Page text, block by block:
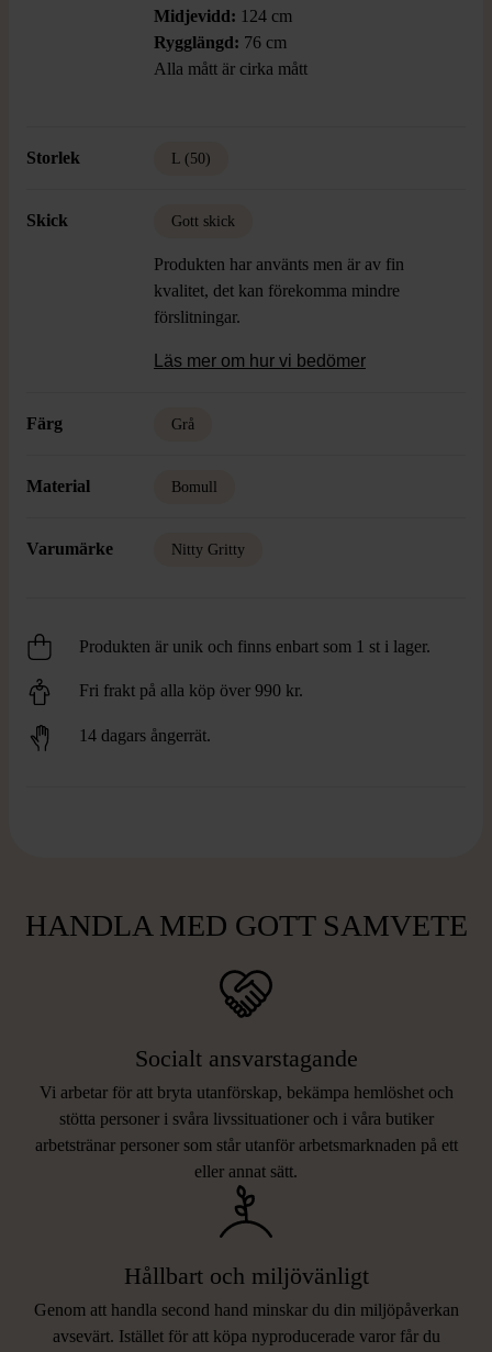
Midjevidd: 124 cm
Rygglängd: 76 cm
Alla mått är cirka mått
Storlek L (50)
Skick Gott skick
Produkten har använts men är av fin
kvalitet, det kan förekomma mindre
förslitningar.
Läs mer om hur vi bedömer
Färg Grå
Material Bomull
Varumärke Nitty Gritty
Produkten är unik och finns enbart som 1 st i lager.
Fri frakt på alla köp över 990 kr.
14 dagars ångerrät.
HANDLA MED GOTT SAMVETE
Socialt ansvarstagande
Vi arbetar för att bryta utanförskap, bekämpa hemlöshet och
stötta personer i svåra livssituationer och i våra butiker
arbetstränar personer som står utanför arbetsmarknaden på ett
eller annat sätt.
Hållbart och miljövänligt
Genom att handla second hand minskar du din miljöpåverkan
avsevärt. Istället för att köpa nyproducerade varor får du